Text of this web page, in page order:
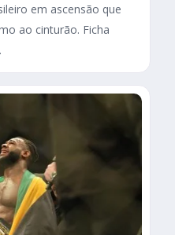
em ascensão que
ao cinturão. Ficha